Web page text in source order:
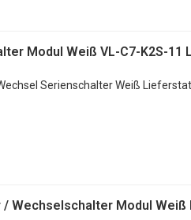
Modul Weiß VL-C7-K2S-11
Serienschalter Weiß
Wechselschalter Modul Weiß